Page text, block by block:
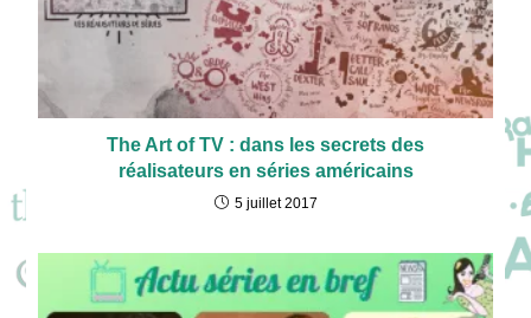
The Art of TV : dans les secrets des
réalisateurs en séries américains
5 juillet 2017